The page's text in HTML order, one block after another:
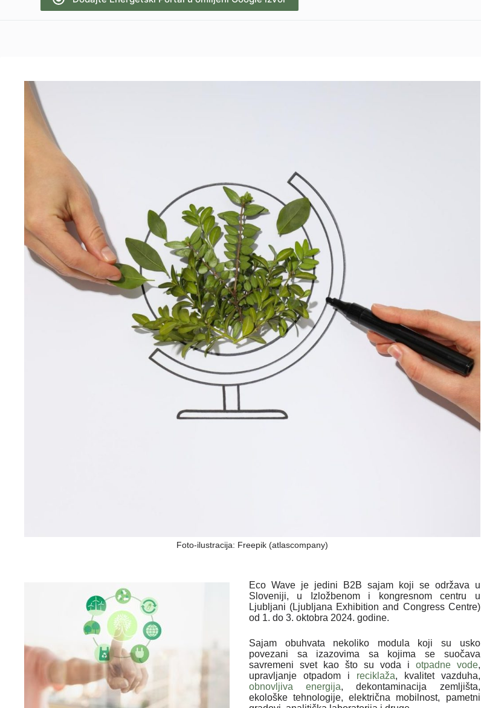
Foto-ilustracija: Freepik (atlascompany)
Eco Wave je jedini B2B sajam koji se održava u
Sloveniji, u Izložbenom i kongresnom centru u
Ljubljani (Ljubljana Exhibition and Congress Centre)
od 1. do 3. oktobra 2024. godine.
Sajam obuhvata nekoliko modula koji su usko
povezani sa izazovima sa kojima se suočava
savremeni svet kao što su voda i otpadne vode,
upravljanje otpadom i reciklaža, kvalitet vazduha,
obnovljiva energija, dekontaminacija zemljišta,
ekološke tehnologije, električna mobilnost, pametni